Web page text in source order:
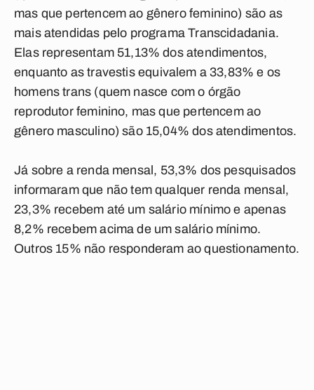
mas que pertencem ao gênero feminino) são as
mais atendidas pelo programa Transcidadania.
Elas representam 51,13% dos atendimentos,
enquanto astravestisequivalem a 33,83% e os
homens trans (quem nasce com o órgão
reprodutor feminino, mas que pertencem ao
gênero masculino) são 15,04% dos atendimentos.
Já sobre a renda mensal , 53,3% dos pesquisados
informaram que não tem qualquer renda mensal,
23,3% recebem até um salário mínimo e apenas
8,2% recebem acima de um salário mínimo.
Outros 15% não responderam ao questionamento.